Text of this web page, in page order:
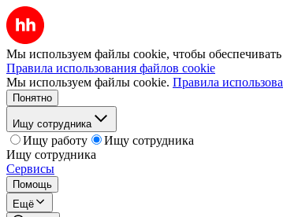
Мы используем файлы cookie, чтобы
Правила использования файлов cookie
Мы используем файлы cookie. Правила
Понятно
Ищу сотрудника
Ищу работу
Ищу сотрудника
Ищу сотрудника
Сервисы
Помощь
Ещё